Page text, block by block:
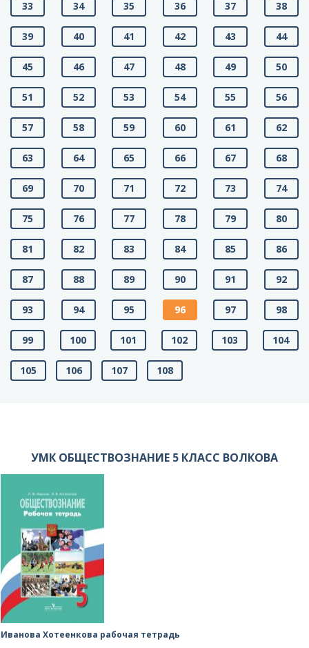
33 34 35 36 37 38
39 40 41 42 43 44
45 46 47 48 49 50
51 52 53 54 55 56
57 58 59 60 61 62
63 64 65 66 67 68
69 70 71 72 73 74
75 76 77 78 79 80
81 82 83 84 85 86
87 88 89 90 91 92
93 94 95 96 97 98
99 100 101 102 103 104
105 106 107 108
УМК ОБЩЕСТВОЗНАНИЕ 5 КЛАСС ВОЛКОВА
Иванова Хотеенкова рабочая тетрадь